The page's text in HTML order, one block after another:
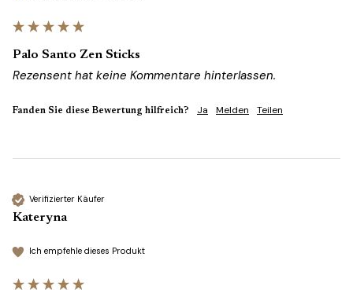
Palo Santo Zen Sticks
Rezensent hat keine Kommentare hinterlassen.
Fanden Sie diese Bewertung hilfreich? Ja Melden Teilen
Verifizierter Käufer
Kateryna
Ich empfehle dieses Produkt